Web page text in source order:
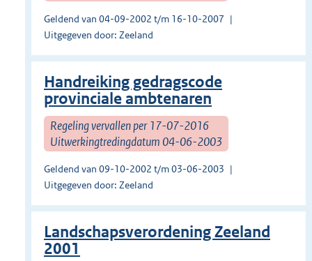
Geldend van 04-09-2002 t/m 16-10-2007
Uitgegeven door: Zeeland
Handreiking gedragscode
provinciale ambtenaren
Regeling vervallen per 17-07-2016
Uitwerkingtredingdatum 04-06-2003
Geldend van 09-10-2002 t/m 03-06-2003
Uitgegeven door: Zeeland
Landschapsverordening Zeeland
2001